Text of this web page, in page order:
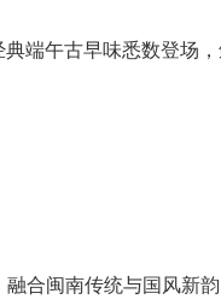
端午古早味悉数登场
合闽南传统与国风新